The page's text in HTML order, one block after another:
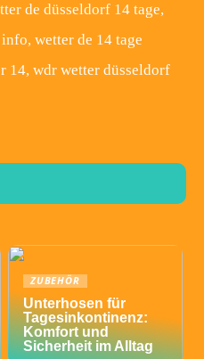
de düsseldorf 14 tage,
wetter de 14 tage
14, wdr wetter düsseldorf
ZUBEHÖR
Unterhosen für
Tagesinkontinenz:
Komfort und
Sicherheit im Alltag